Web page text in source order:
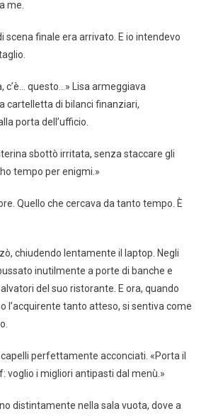
me.
scena finale era arrivato. E io intendevo
c’è… questo…» Lisa armeggiava
cartelletta di bilanci finanziari,
porta dell’ufficio.
sbottò irritata, senza staccare gli
tempo per enigmi.»
Quello che cercava da tanto tempo. È
chiudendo lentamente il laptop. Negli
inutilmente a porte di banche e
del suo ristorante. E ora, quando
l’acquirente tanto atteso, si sentiva come
perfettamente acconciati. «Porta il
voglio i migliori antipasti dal menù.»
distintamente nella sala vuota, dove a